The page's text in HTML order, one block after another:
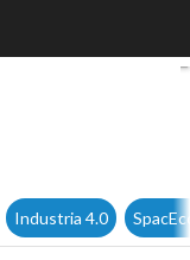
spina nel
Industria 4.0